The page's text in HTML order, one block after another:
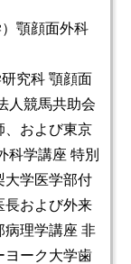
顎顔面外科
究科 顎顔面
人競馬共助会
、および東京
科学講座 特別
大学医学部付
長および外来
病理学講座 非
ヨーク大学歯